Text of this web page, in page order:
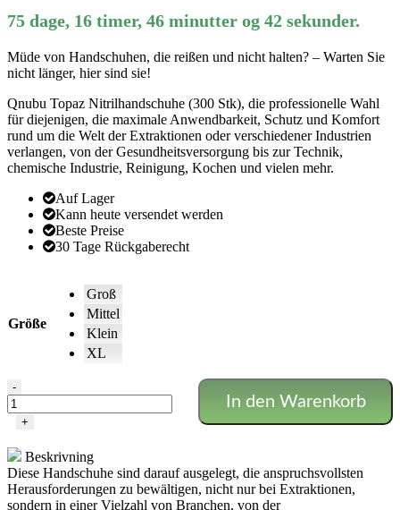
75 dage, 16 timer, 46 minutter og 42 sekunder.
Müde von Handschuhen, die reißen und nicht halten? – Warten Sie
nicht länger, hier sind sie!
Qnubu Topaz Nitrilhandschuhe (300 Stk), die professionelle Wahl
für diejenigen, die maximale Anwendbarkeit, Schutz und Komfort
rund um die Welt der Extraktionen oder verschiedener Industrien
verlangen, von der Gesundheitsversorgung bis zur Technik,
chemische Industrie, Reinigung, Kochen und vielen mehr.
Auf Lager
Kann heute versendet werden
Beste Preise
30 Tage Rückgaberecht
Größe
Groß
Mittel
Klein
XL
Qnubu
Topaz
pro
-
300Stk
Menge
-
+
In den Warenkorb
Beskrivning
Diese Handschuhe sind darauf ausgelegt, die anspruchsvollsten
Herausforderungen zu bewältigen, nicht nur bei Extraktionen,
sondern in einer Vielzahl von Branchen, von der